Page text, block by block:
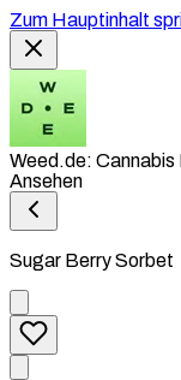
Zum Hauptinhalt
Weed.de:
Ansehen
Sugar Berry Sorbet